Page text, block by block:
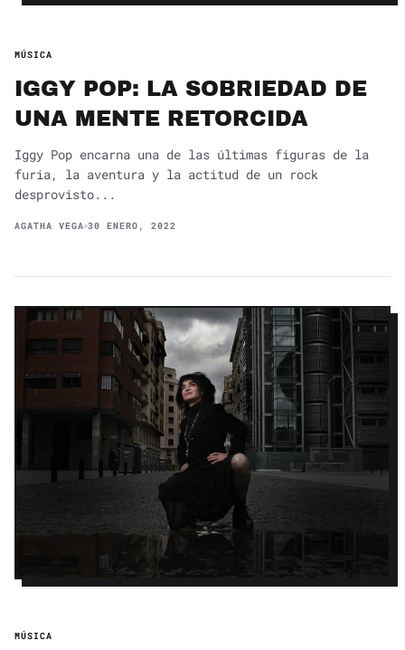
MÚSICA
IGGY POP: LA SOBRIEDAD DE
UNA MENTE RETORCIDA
Iggy Pop encarna una de las últimas figuras de la
furia, la aventura y la actitud de un rock
desprovisto...
AGATHA VEGA 30 ENERO, 2022
MÚSICA